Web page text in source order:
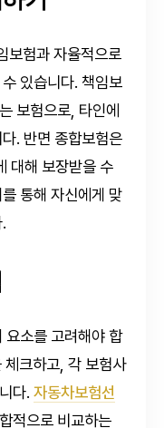
보험과 자율적으로
있습니다. 책임보
보험으로, 타인에
. 반면 종합보험은
대해 보장받을 수
통해 자신에게 맞
요소를 고려해야 합
크하고, 각 보험사
다. 자동차보험선
적으로 비교하는